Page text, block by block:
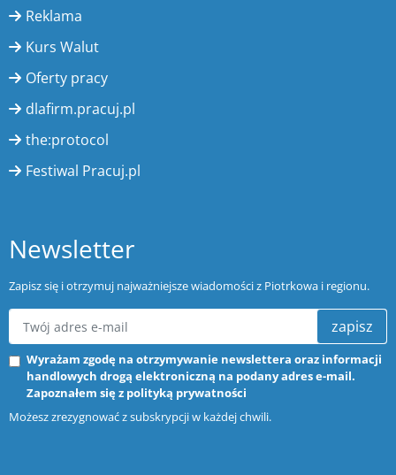
Reklama
Kurs Walut
Oferty pracy
dlafirm.pracuj.pl
the:protocol
Festiwal Pracuj.pl
Newsletter
Zapisz się i otrzymuj najważniejsze wiadomości z Piotrkowa i regionu.
zapisz
Wyrażam zgodę na otrzymywanie newslettera oraz informacji
handlowych drogą elektroniczną na podany adres e-mail.
Zapoznałem się z polityką prywatności
Możesz zrezygnować z subskrypcji w każdej chwili.